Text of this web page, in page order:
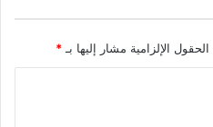
الحقول الإلزامية مشار إليها بـ*